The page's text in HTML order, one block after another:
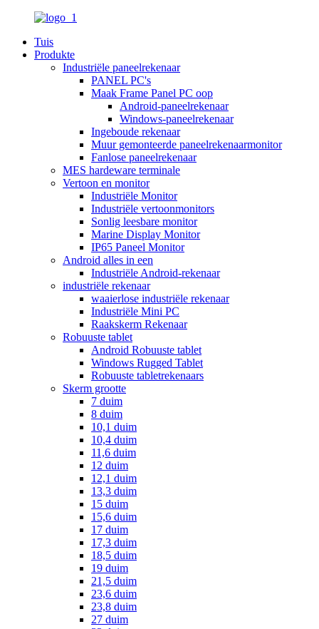
Tuis
Produkte
Industriële paneelrekenaar
PANEL PC's
Maak Frame Panel PC oop
Android-paneelrekenaar
Windows-paneelrekenaar
Ingeboude rekenaar
Muur gemonteerde paneelrekenaarmonitor
Fanlose paneelrekenaar
MES hardeware terminale
Vertoon en monitor
Industriële Monitor
Industriële vertoonmonitors
Sonlig leesbare monitor
Marine Display Monitor
IP65 Paneel Monitor
Android alles in een
Industriële Android-rekenaar
industriële rekenaar
waaierlose industriële rekenaar
Industriële Mini PC
Raakskerm Rekenaar
Robuuste tablet
Android Robuuste tablet
Windows Rugged Tablet
Robuuste tabletrekenaars
Skerm grootte
7 duim
8 duim
10,1 duim
10,4 duim
11,6 duim
12 duim
12,1 duim
13,3 duim
15 duim
15,6 duim
17 duim
17,3 duim
18,5 duim
19 duim
21,5 duim
23,6 duim
23,8 duim
27 duim